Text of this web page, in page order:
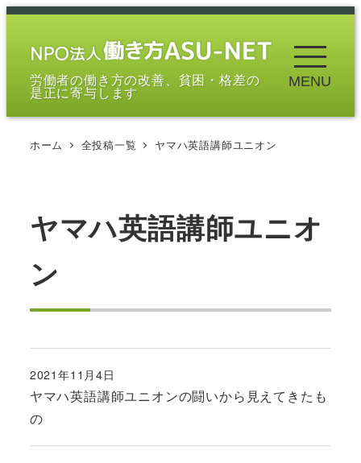
メ
労働者の働き方の改善、貧困・格差の
是正に寄与します
MENU
ホーム 全投稿一覧 ヤマハ英語講師ユニオン
ヤマハ英語講師ユニオ
ン
ヤマハ英語講師ユニオンの闘いから見えてきたも
の
投稿日
2021年11月4日